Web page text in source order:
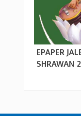
EPAPER
SHRAWAN